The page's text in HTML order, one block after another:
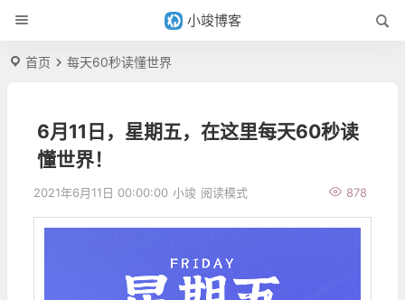
小竣博客
首页 每天60秒读懂世界
6月11日，星期五，在这里每天60秒读
懂世界！
2021年6月11日 00:00:00 小竣 878
阅读模式